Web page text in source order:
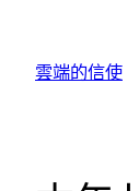
雲端的信使